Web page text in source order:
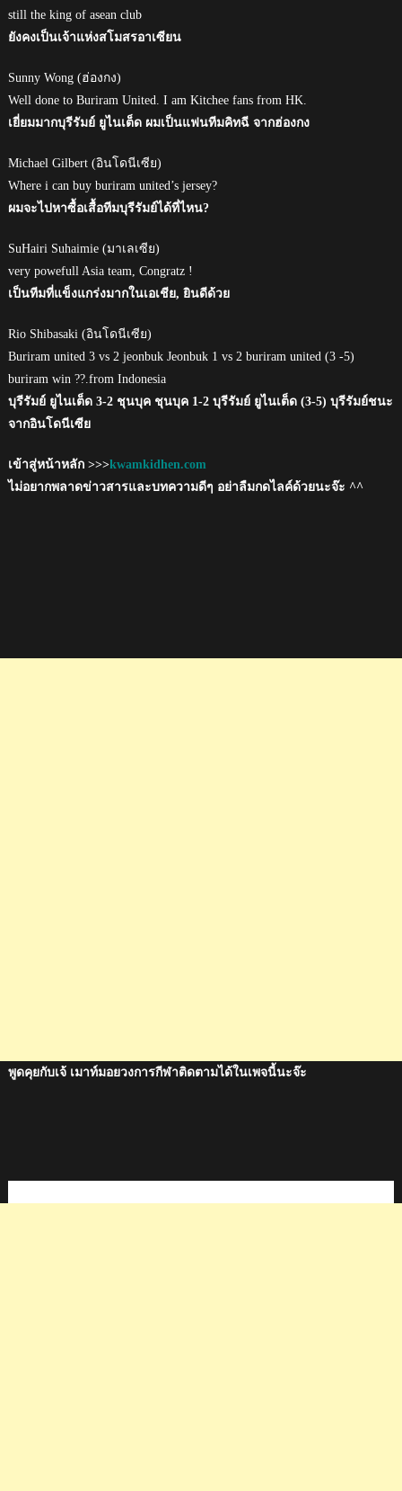
still the king of asean club
ยังคงเป็นเจ้าแห่งสโมสรอาเซียน
Sunny Wong (ฮ่องกง)
Well done to Buriram United. I am Kitchee fans from HK.
เยี่ยมมากบุรีรัมย์ ยูไนเต็ด ผมเป็นแฟนทีมคิทฉี จากฮ่องกง
Michael Gilbert (อินโดนีเซีย)
Where i can buy buriram united’s jersey?
ผมจะไปหาซื้อเสื้อทีมบุรีรัมย์ได้ที่ไหน?
SuHairi Suhaimie (มาเลเซีย)
very powefull Asia team, Congratz !
เป็นทีมที่แข็งแกร่งมากในเอเชีย, ยินดีด้วย
Rio Shibasaki (อินโดนีเซีย)
Buriram united 3 vs 2 jeonbuk Jeonbuk 1 vs 2 buriram united (3 -5)
buriram win ??.from Indonesia
บุรีรัมย์ ยูไนเต็ด 3-2 ชุนบุค ชุนบุค 1-2 บุรีรัมย์ ยูไนเต็ด (3-5) บุรีรัมย์ชนะ
จากอินโดนีเซีย
เข้าสู่หน้าหลัก >>>kwamkidhen.com
ไม่อยากพลาดข่าวสารและบทความดีๆ อย่าลืมกดไลค์ด้วยนะจ๊ะ ^^
พูดคุยกับเจ้ เมาท์มอยวงการกีฬาติดตามได้ในเพจนี้นะจ๊ะ